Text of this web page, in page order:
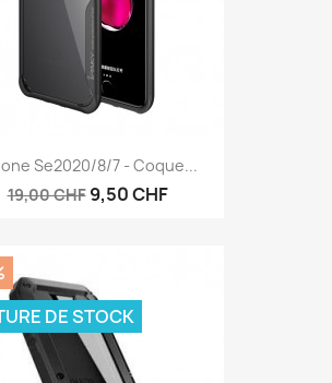
Se2020/8/7 - Coque...
19,00 CHF 9,50 CHF
DE STOCK